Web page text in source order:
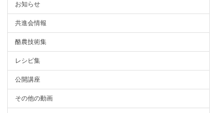
お知らせ
共進会情報
酪農技術集
レシピ集
公開講座
その他の動画